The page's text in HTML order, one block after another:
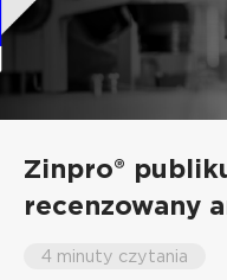
Zinpro®
recenzowany
4 minuty czytania